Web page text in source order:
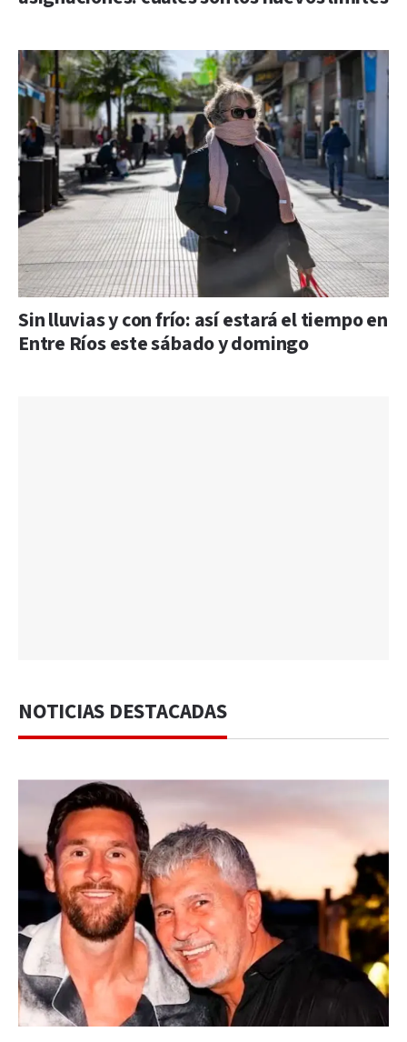
Sin lluvias y con frío: así estará el tiempo en
Entre Ríos este sábado y domingo
NOTICIAS DESTACADAS